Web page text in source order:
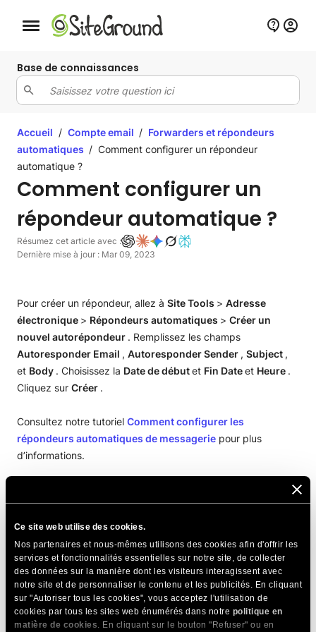
Ce site web utilise des cookies.
Nos partenaires et nous-mêmes utilisons des cookies afin d'offrir les
services et fonctionnalités essentielles sur notre site, de collecter
des données sur la manière dont les visiteurs interagissent avec
notre site et de personnaliser le contenu et les publicités. En cliquant
sur "Autoriser tous les cookies", vous acceptez l'utilisation de
cookies par tous les sites web énumérés dans notre politique en
matière de cookies. En cliquant sur le bouton "Refuser" ou en
Bouton de navigation mobile
Base de connaissances
Accueil / Compte email / Forwarders et répondeurs
automatiques / Comment configurer un répondeur
automatique ?
Comment configurer un
répondeur automatique ?
Résumez cet article avec :
Dernière mise à jour : Mar 09, 2023
Pour créer un répondeur, allez à Site Tools > Adresse
électronique > Répondeurs automatiques > Créer un
nouvel autorépondeur . Remplissez les champs
Autoresponder Email , Autoresponder Sender , Subject ,
et Body . Choisissez la Date de débutet Fin Dateet Heure .
Cliquez sur Créer .
Consultez notre tutoriel Comment configurer les
répondeurs automatiques de messagerie pour plus
d’informations.
PARTAGER CET ARTICLE
Articles Connexes